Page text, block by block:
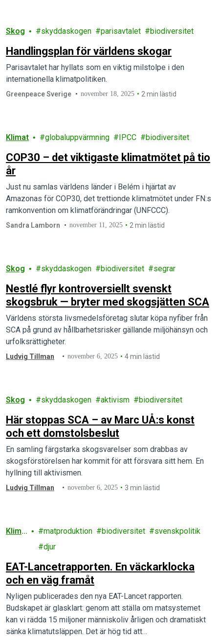
Skog skyddaskogen parisavtalet biodiversitet
Handlingsplan för världens skogar
Parisavtalet har hyllats som en viktig milstolpe i den
internationella klimatpolitiken.
Greenpeace Sverige november 18, 2025 2 min lästid
Klimat globaluppvärmning IPCC biodiversitet
COP30 – det viktigaste klimatmötet på tio
år
Just nu samlas världens länder i Belém i hjärtat av
Amazonas för COP30, det trettionde klimatmötet under FN:s
ramkonvention om klimatförändringar (UNFCCC).
Sandra Lamborn november 11, 2025 2 min lästid
Skog skyddaskogen biodiversitet segrar
Nestlé flyr kontroversiellt svenskt
skogsbruk — bryter med skogsjätten SCA
Världens största livsmedelsföretag slutar köpa nyfiber från
SCA på grund av hållbarhetsrisker gällande miljöhänsyn och
urfolksrättigheter.
Ludvig Tillman november 6, 2025 4 min lästid
Skog skyddaskogen aktivism biodiversitet
Här stoppas SCA – av Marc UÅ:s konst
och ett domstolsbeslut
En samling färgstarka skogsvarelser som drabbas av
skogsförstörelsen har kommit för att försvara sitt hem. En
hyllning till aktivismen.
Ludvig Tillman november 6, 2025 3 min lästid
Klima
matproduktion biodiversitet
svenskpolitik
djur
EAT-Lancetrapporten. En väckarklocka
och en väg framåt
Nyligen publicerades den nya EAT-Lancet rapporten.
Budskapet är glasklart: genom att ställa om matsystemet
kan vi rädda 15 miljoner människoliv årligen och dramatiskt
sänka klimatutsläppen. Det är hög tid att…